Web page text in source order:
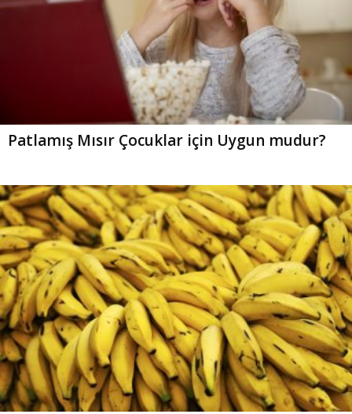
Patlamış Mısır Çocuklar için Uygun mudur?